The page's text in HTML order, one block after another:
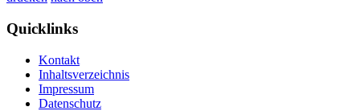
Quicklinks
Kontakt
Inhaltsverzeichnis
Impressum
Datenschutz